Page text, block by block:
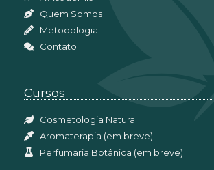
Quem Somos
Metodologia
Contato
Cursos
Cosmetologia Natural
Aromaterapia (em breve)
Perfumaria Botânica (em breve)